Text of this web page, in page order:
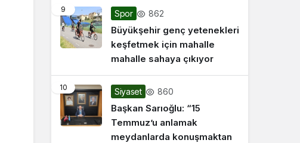
9 Spor 862
Büyükşehir genç yetenekleri
keşfetmek için mahalle
mahalle sahaya çıkıyor
10 Siyaset 860
Başkan Sarıoğlu: “15
Temmuz’u anlamak
meydanlarda konuşmaktan